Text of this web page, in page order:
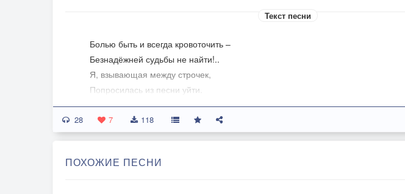
Текст песни
Болью быть и всегда кровоточить –
Безнадёжней судьбы не найти!..
Я, взывающая между строчек,
Попросилась из песни уйти.
Страшно жить на мальчишеских веках,
А на девичьих – страшно вдвойне!
Не давала молчать тишине.
28 7 118
ПОХОЖИЕ ПЕСНИ